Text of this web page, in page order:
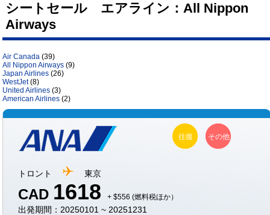
シートセール エアライン：All Nippon
Airways
Air Canada (39)
All Nippon Airways (9)
Japan Airlines (26)
WestJet(8)
United Airlines (3)
American Airlines (2)
その他
往復
トロント 東京
CAD 1618 + $556 (燃料税ほか）
出発期間：20250101 ~ 20251231